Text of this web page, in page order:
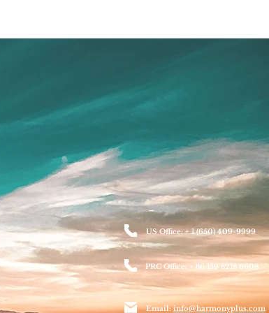
US Office: + 1 (650) 409-9999
PRC Office: + 86 159 8218 6608
Email:info@harmonyplus.com